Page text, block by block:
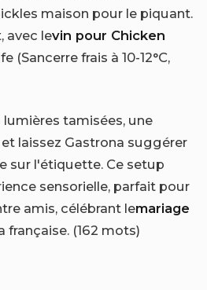
maison pour le piquant.
avec levin pour Chicken
(Sancerre frais à 10-12°C,
tamisées, une
laissez Gastrona suggérer
sur l'étiquette. Ce setup
sensorielle, parfait pour
amis, célébrant lemariage
française. (162 mots)